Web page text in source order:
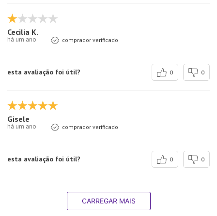
Cecilia K.
há um ano comprador verificado
esta avaliação foi útil? 0 0
Gisele
há um ano comprador verificado
esta avaliação foi útil? 0 0
CARREGAR MAIS